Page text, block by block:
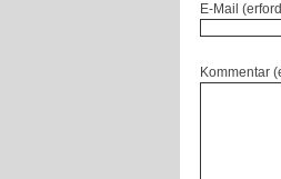
E-Mail
Kommentar